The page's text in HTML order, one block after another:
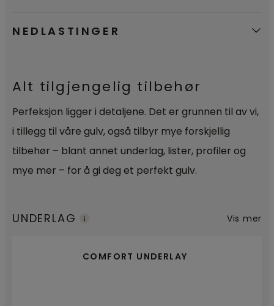
NEDLASTINGER
Alt tilgjengelig tilbehør
Perfeksjon ligger i detaljene. Det er grunnen til av vi,
i tillegg til våre gulv, også tilbyr mye forskjellig
tilbehør – blant annet underlag, lister, profiler og
mye mer – for å gi deg et perfekt gulv.
UNDERLAG
COMFORT UNDERLAY
Vis mer